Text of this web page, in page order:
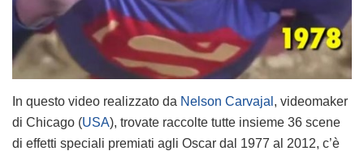
In questo video realizzato da Nelson Carvajal , videomaker
di Chicago (USA), trovate raccolte tutte insieme 36 scene
di effetti speciali premiati agli Oscar dal 1977 al 2012, c’è